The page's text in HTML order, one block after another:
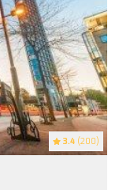
3.4 (200)